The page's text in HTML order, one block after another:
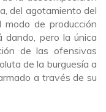
del agotamiento del
modo de producción
pero la única
de las ofensivas
de la burguesía a
a través de su